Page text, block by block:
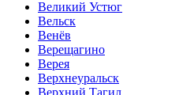
Великий Устюг
Вельск
Венёв
Верещагино
Верея
Верхнеуральск
Верхний Тагил